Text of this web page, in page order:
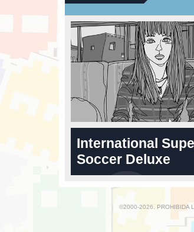
International
Soccer Deluxe
©2000-2026. PROHIBIDA